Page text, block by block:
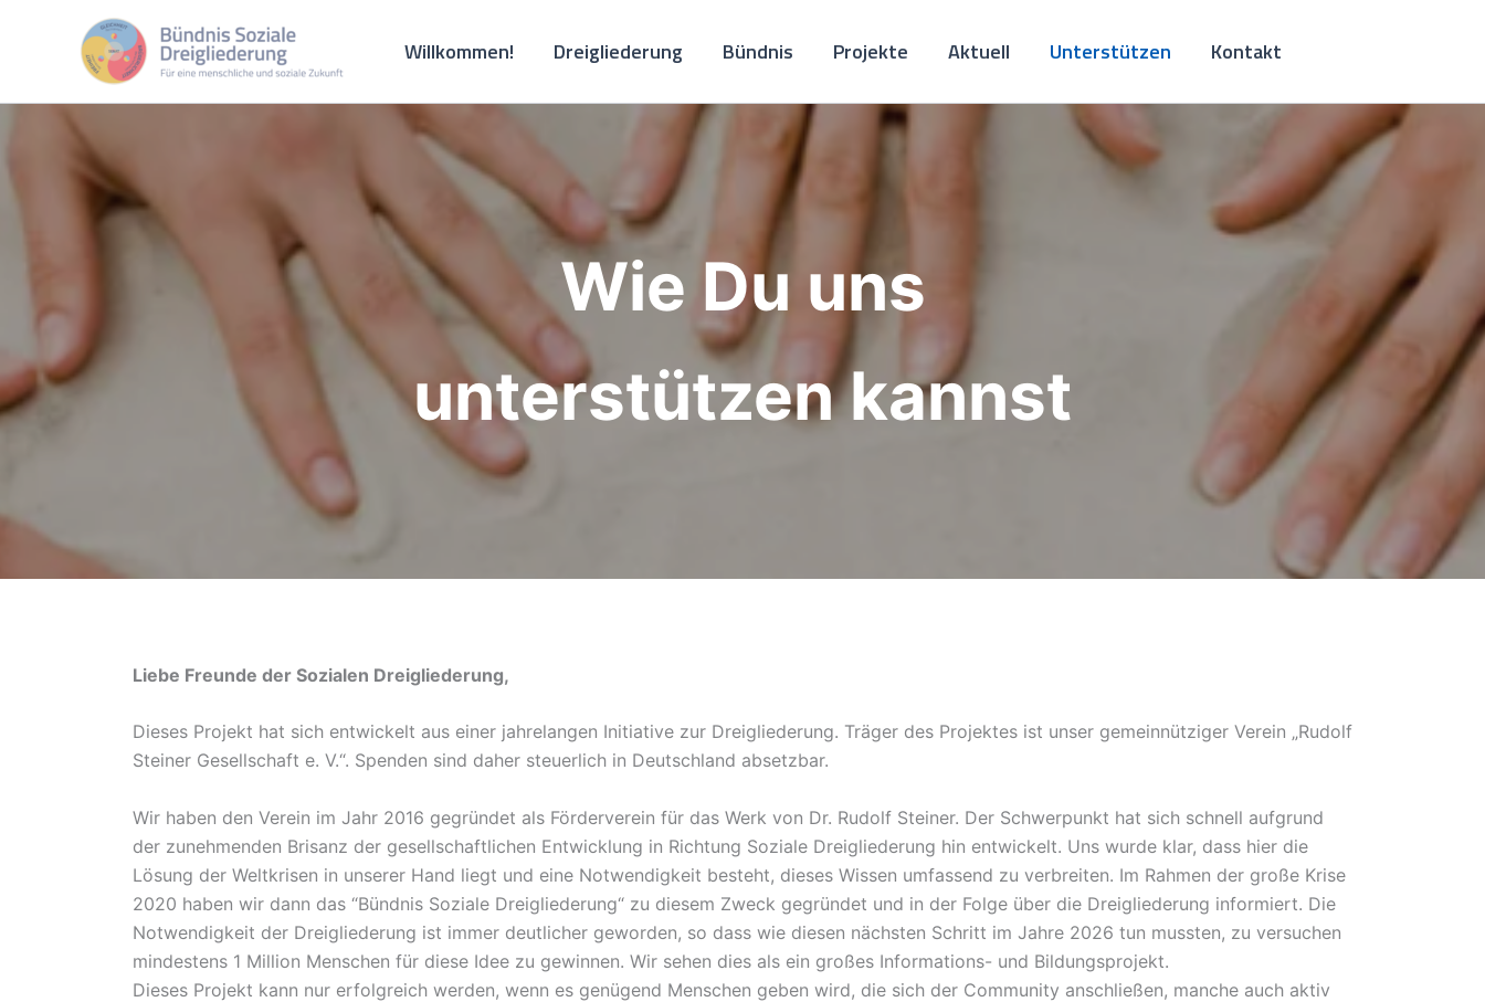
Willkommen! Dreigliederung Bündnis Projekte Aktuell Unterstützen Kontakt
Wie Du uns
unterstützen kannst
Liebe Freunde der Sozialen Dreigliederung,
Dieses Projekt hat sich entwickelt aus einer jahrelangen Initiative zur Dreigliederung. Träger des Projektes ist unser gemeinnütziger Verein „Rudolf
Steiner Gesellschaft e. V.“. Spenden sind daher steuerlich in Deutschland absetzbar.
Wir haben den Verein im Jahr 2016 gegründet als Förderverein für das Werk von Dr. Rudolf Steiner. Der Schwerpunkt hat sich schnell aufgrund
der zunehmenden Brisanz der gesellschaftlichen Entwicklung in Richtung Soziale Dreigliederung hin entwickelt. Uns wurde klar, dass hier die
Lösung der Weltkrisen in unserer Hand liegt und eine Notwendigkeit besteht, dieses Wissen umfassend zu verbreiten. Im Rahmen der große Krise
2020 haben wir dann das “Bündnis Soziale Dreigliederung“ zu diesem Zweck gegründet und in der Folge über die Dreigliederung informiert. Die
Notwendigkeit der Dreigliederung ist immer deutlicher geworden, so dass wie diesen nächsten Schritt im Jahre 2026 tun mussten, zu versuchen
mindestens 1 Million Menschen für diese Idee zu gewinnen. Wir sehen dies als ein großes Informations- und Bildungsprojekt.
Dieses Projekt kann nur erfolgreich werden, wenn es genügend Menschen geben wird, die sich der Community anschließen, manche auch aktiv